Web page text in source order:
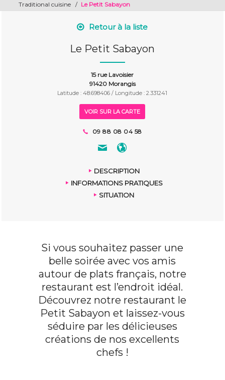
Traditional cuisine
/ Le Petit Sabayon
Retour à la liste
Le Petit Sabayon
15 rue Lavoisier
91420 Morangis
Latitude : 48.698406 / Longitude : 2.331241
VOIR SUR LA CARTE
09 88 08 04 58
DESCRIPTION
INFORMATIONS PRATIQUES
SITUATION
Si vous souhaitez passer une
belle soirée avec vos amis
autour de plats français, notre
restaurant est l’endroit idéal.
Découvrez notre restaurant le
Petit Sabayon et laissez-vous
séduire par les délicieuses
créations de nos excellents
chefs !